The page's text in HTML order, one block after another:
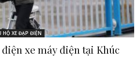
HỘ XE ĐẠP ĐIỆN
điện xe máy điện tại Khúc